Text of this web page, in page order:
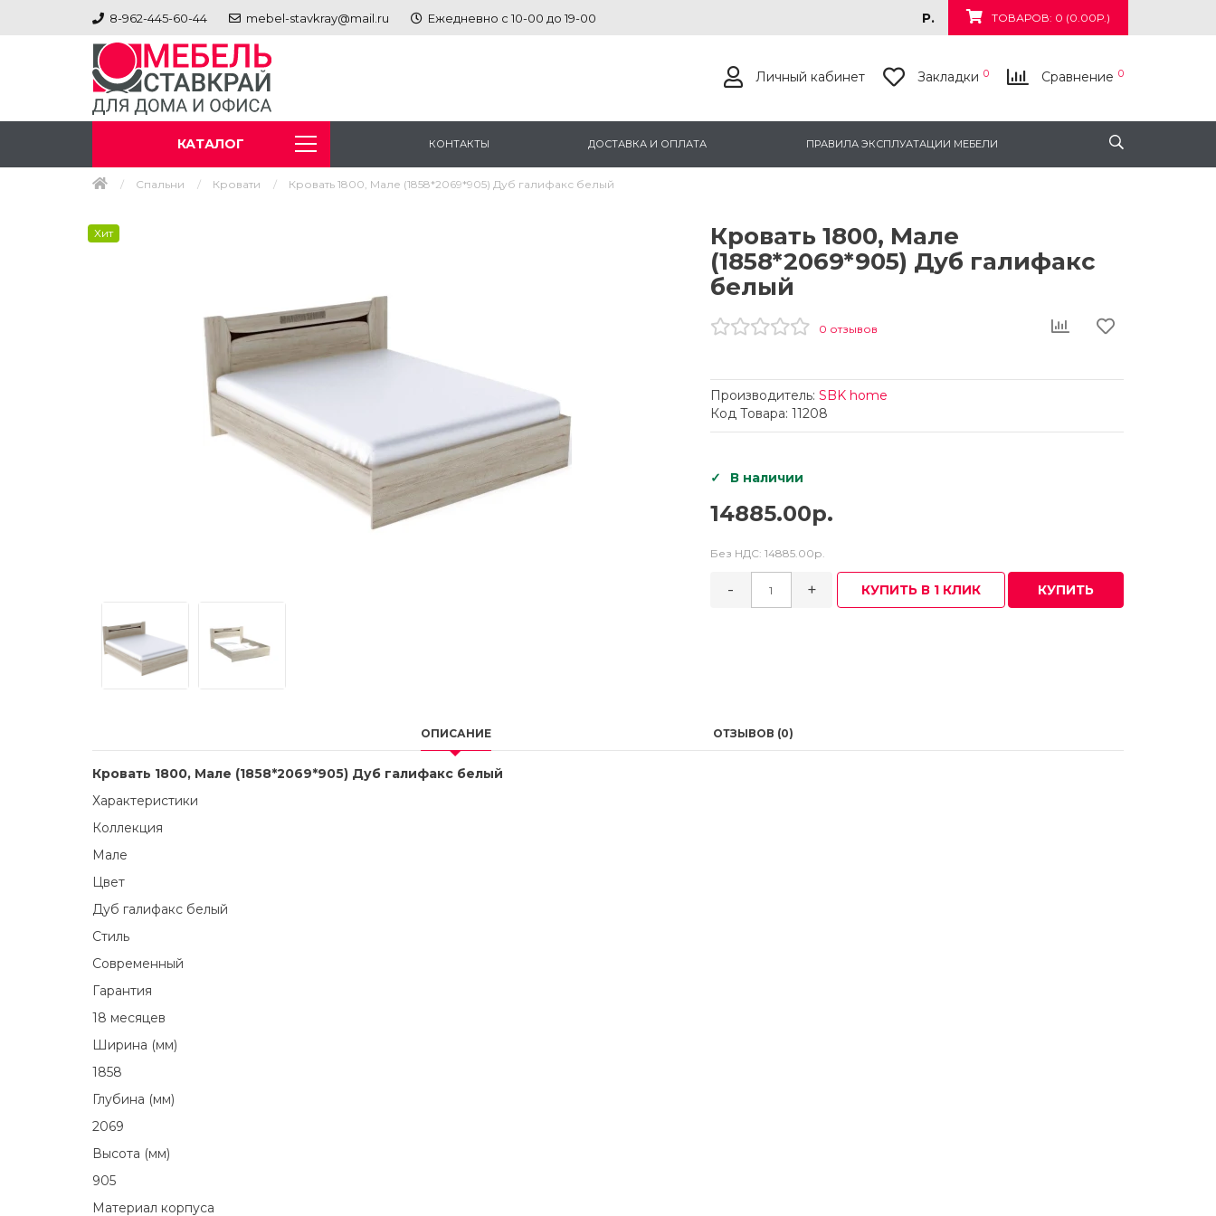
8-962-445-60-44 mebel-stavkray@mail.ru Ежедневно с 10-00 до 19-00 ТОВАРОВ: 0 (0.00Р.)
Р.
Личный кабинет Закладки 0 Сравнение 0
КАТАЛОГ КОНТАКТЫ ДОСТАВКА И ОПЛАТА ПРАВИЛА ЭКСПЛУАТАЦИИ МЕБЕЛИ
Спальни Кровати Кровать 1800, Мале (1858*2069*905) Дуб галифакс белый
Хит
Кровать 1800, Мале
(1858*2069*905) Дуб галифакс
белый
0 отзывов
Производитель: SBK home
Код Товара: 11208
В наличии
14885.00р.
Без НДС: 14885.00р.
- + КУПИТЬ В 1 КЛИК КУПИТЬ
ОПИСАНИЕ ОТЗЫВОВ (0)
Кровать 1800, Мале (1858*2069*905) Дуб галифакс белый
Характеристики
Коллекция
Мале
Цвет
Дуб галифакс белый
Стиль
Современный
Гарантия
18 месяцев
Ширина (мм)
1858
Глубина (мм)
2069
Высота (мм)
905
Материал корпуса